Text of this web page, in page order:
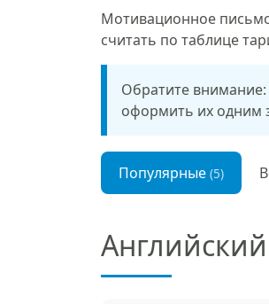
Мотивационное
считать по таблице
Обратите
оформить их одним
Популярные (5)
Английский